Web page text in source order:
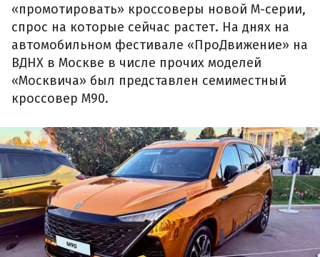
«промотировать» кроссоверы новой М-серии,
спрос на которые сейчас растет. На днях на
автомобильном фестивале «ПроДвижение» на
ВДНХ в Москве в числе прочих моделей
«Москвича» был представлен семиместный
кроссовер М90.